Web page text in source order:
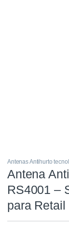
Antenas Antihurto
Antena
RS4001 –
para Retail